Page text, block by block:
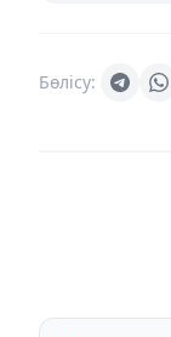
Бөлісу: